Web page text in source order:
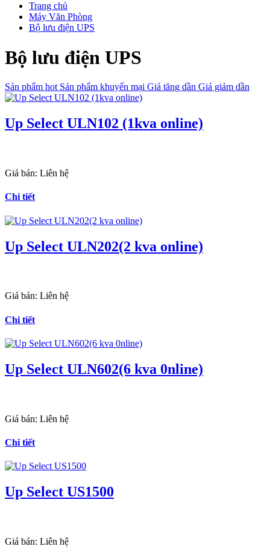
Trang chủ
Máy Văn Phòng
Bộ lưu điện UPS
Bộ lưu điện UPS
Sản phẩm hot Sản phẩm khuyến mại Giá tăng dần Giá giảm dần
Up Select ULN102 (1kva online)
Giá bán: Liên hệ
Chi tiết
Up Select ULN202(2 kva online)
Giá bán: Liên hệ
Chi tiết
Up Select ULN602(6 kva 0nline)
Giá bán: Liên hệ
Chi tiết
Up Select US1500
Giá bán: Liên hệ